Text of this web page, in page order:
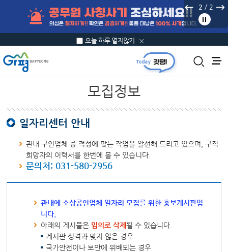
2 / 2
오늘 하루 열지않기
모집정보
일자리센터 안내
관내 구인업체 중 적성에 맞는 작업을 알선해 드리고 있으며, 구직
희망자의 이력서를 한번에 볼 수 있습니다.
문의처: 031-580-2956
관내에 소상공인업체 일자리 모집를 위한 홍보게시판입
니다.
아래의 게시물은 임의로 삭제될 수 있습니다.
게시판 성격과 맞지 않은 경우
국가안전이나 보안에 위배되는 경우